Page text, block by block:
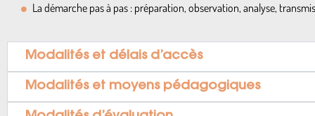
La démarche pas à pas : préparation, observation, analyse,
Modalités et délais d’accès
Modalités et moyens pédagogiques